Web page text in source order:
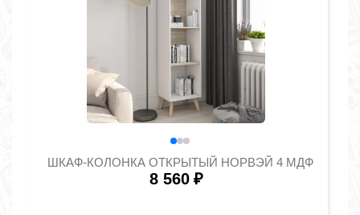
ШКАФ-КОЛОНКА ОТКРЫТЫЙ НОРВЭЙ 4 МДФ
8 560 ₽